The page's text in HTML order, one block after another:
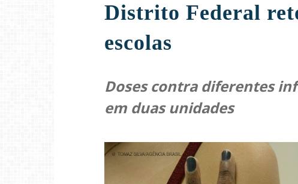
Distrito Federal
escolas
Doses contra diferentes
em duas unidades